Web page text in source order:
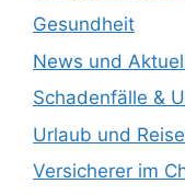
Gesundheit
News und
Schadenfälle &
Urlaub und
Versicherer im